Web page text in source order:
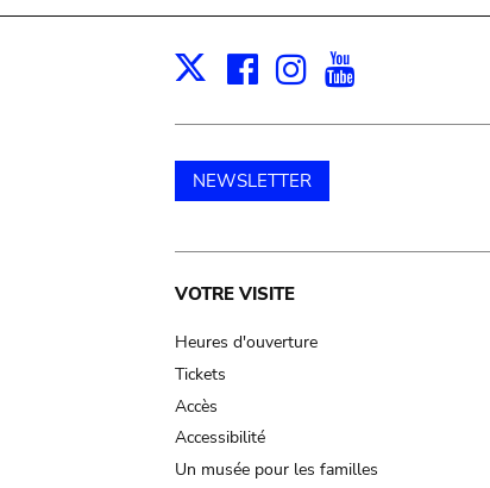
X Facebook
Instagram
NEWSLETTER
Main
navigation
VOTRE VISITE
Heures d'ouverture
Tickets
Accès
Accessibilité
Un musée pour les familles